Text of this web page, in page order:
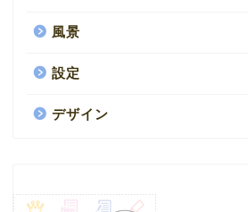
風景
設定
デザイン